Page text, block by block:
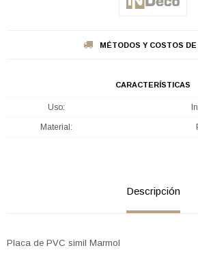
MÉTODOS Y COSTOS DE
CARACTERÍSTICAS
Uso
Material
Descripción
Placa de PVC simil Marmol